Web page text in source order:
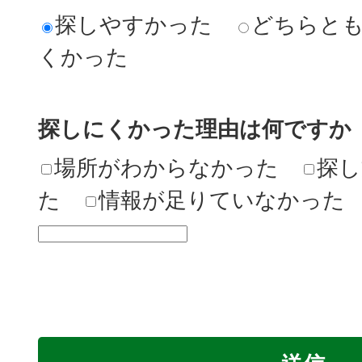
探しやすかった
どちらと
くかった
探しにくかった理由は何ですか
場所がわからなかった
探
た
情報が足りていなかった